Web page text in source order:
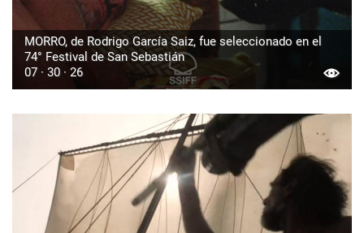
MORRO, de Rodrigo García Saiz, fue seleccionado en el
74° Festival de San Sebastián
07 · 30 · 26